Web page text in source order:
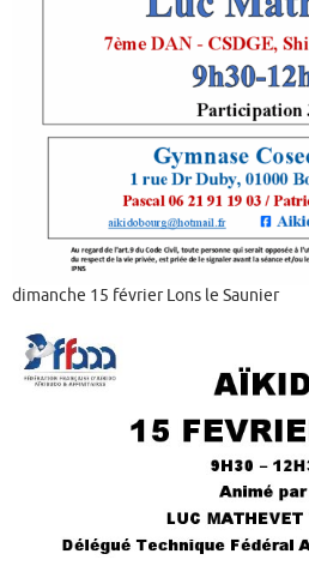
dimanche 15 février Lons le Saunier